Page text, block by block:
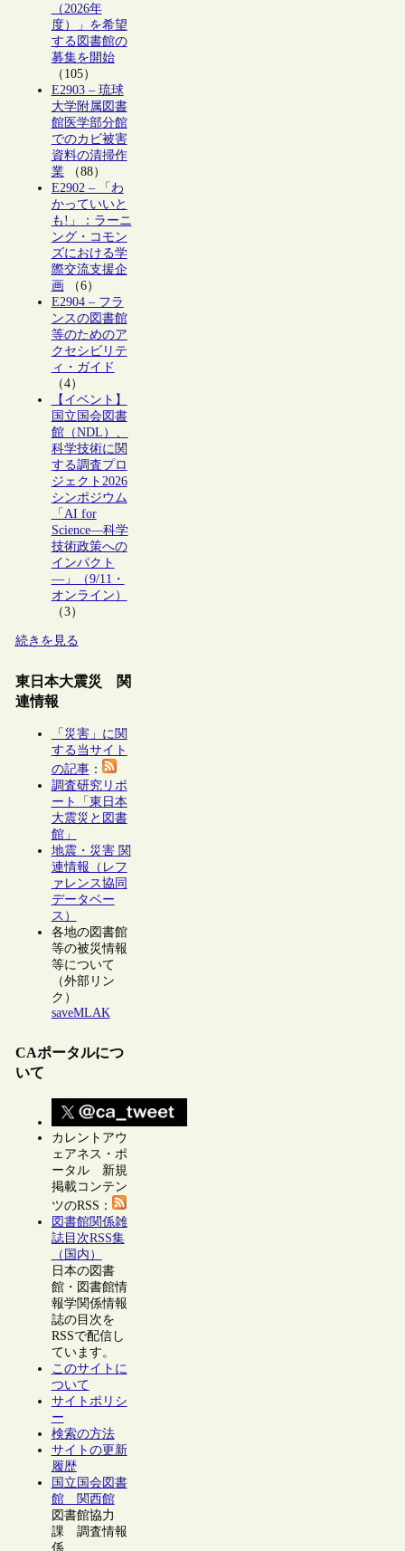
（2026年
度）」を希望
する図書館の
募集を開始
（105）
E2903 – 琉球
大学附属図書
館医学部分館
でのカビ被害
資料の清掃作
業（88）
E2902 – 「わ
かっていいと
も!」：ラーニ
ング・コモン
ズにおける学
際交流支援企
画（6）
E2904 – フラ
ンスの図書館
等のためのア
クセシビリテ
ィ・ガイド
（4）
【イベント】
国立国会図書
館（NDL）、
科学技術に関
する調査プロ
ジェクト2026
シンポジウム
「AI for
Science―科学
技術政策への
インパクト
―」（9/11・
オンライン）
（3）
続きを見る
東日本大震災 関
連情報
「災害」に関
する当サイト
の記事：
調査研究リポ
ート「東日本
大震災と図書
館」
地震・災害 関
連情報（レフ
ァレンス協同
データベー
ス）
各地の図書館
等の被災情報
等について
（外部リン
ク）
saveMLAK
CAポータルにつ
いて
カレントアウ
ェアネス・ポ
ータル 新規
掲載コンテン
ツのRSS：
図書館関係雑
誌目次RSS集
（国内）
日本の図書
館・図書館情
報学関係情報
誌の目次を
RSSで配信し
ています。
このサイトに
ついて
サイトポリシ
ー
検索の方法
サイトの更新
履歴
国立国会図書
館 関西館
図書館協力
課 調査情報
係